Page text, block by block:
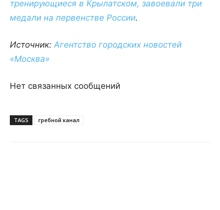
тренирующиеся в Крылатском, завоевали три
медали на первенстве России.
Источник: Агентство городских новостей
«Москва»
Нет связанных сообщений
TAGS гребной канал